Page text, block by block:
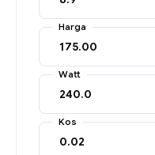
Harga
Watt
Kos